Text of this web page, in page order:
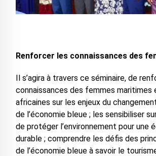
Renforcer les connaissances des
Il s’agira à travers ce séminaire, de
connaissances des femmes maritimes
africaines sur les enjeux du
de l’économie bleue ; les sensibiliser
de protéger l’environnement pour une
durable ; comprendre les défis des
de l’économie bleue à savoir le